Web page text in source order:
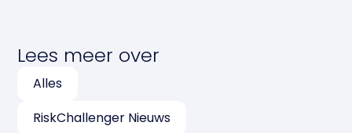
Lees meer over
Alles
RiskChallenger Nieuws